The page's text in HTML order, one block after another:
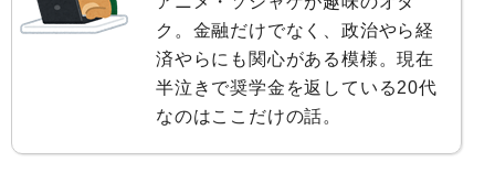
ク。金融だけでなく、政治やら経
済やらにも関心がある模様。現在
半泣きで奨学金を返している20代
なのはここだけの話。